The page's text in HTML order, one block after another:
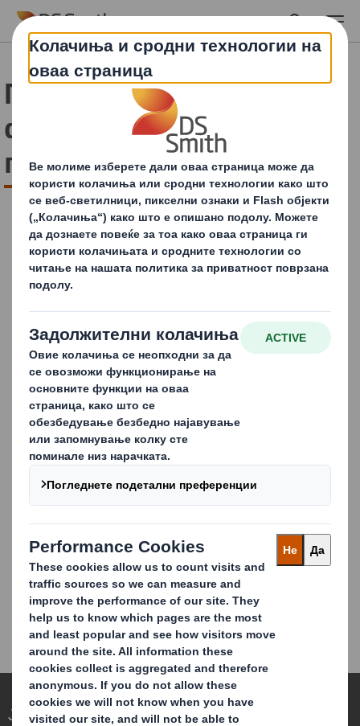
Skip to main content
Пополнете го
формуларот и добијте
го извештајот
Пополнете го
формуларот за да го
преземете нашиот
извештај за иновативни
решенија за пакување
Европскиот пазар на пиво и јаболковина е еден од
најголемите во Европа и светот, а во последните
години доживува динамични промени во
однесувањето на потрошувачите.Од растот на
побарувачката за занаетско пиво, експлозијата на
вкусови и ароми до бројни комбинации на
нискоалкохолни и безалкохолни пива.
Ја редефинираме амбалажата за